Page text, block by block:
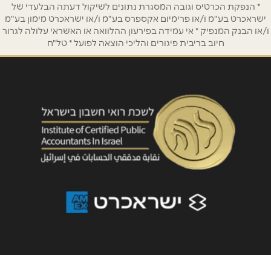
אנא חזרו אלי בקשר ל...
הודעה *
שליחה
* הנפקת הכרטיס וגובה המסגרת נתונים לשיקול דעתה הבלעדי של
ישראכרט בע"מ ו/או פרימיום אקספרס בע"מ ו/או ישראכרט מימון בע"מ
ו/או הבנק המנפיק * אי עמידה בפירעון ההלוואה או האשראי עלולה לגרור
חיוב בריבית פיגורים והליכי הוצאה לפועל * טל"ח